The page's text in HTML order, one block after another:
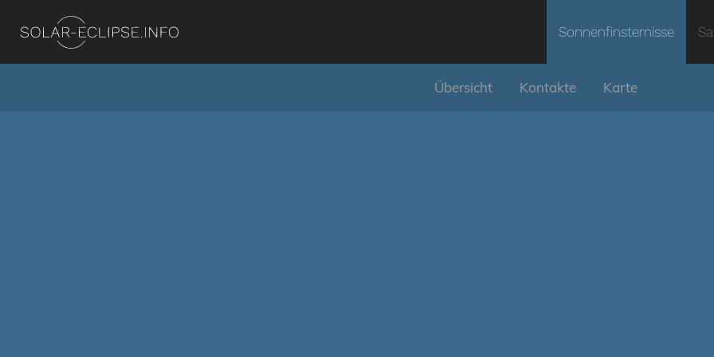
Sonnenfinsternisse
Übersicht Kontakte Karte